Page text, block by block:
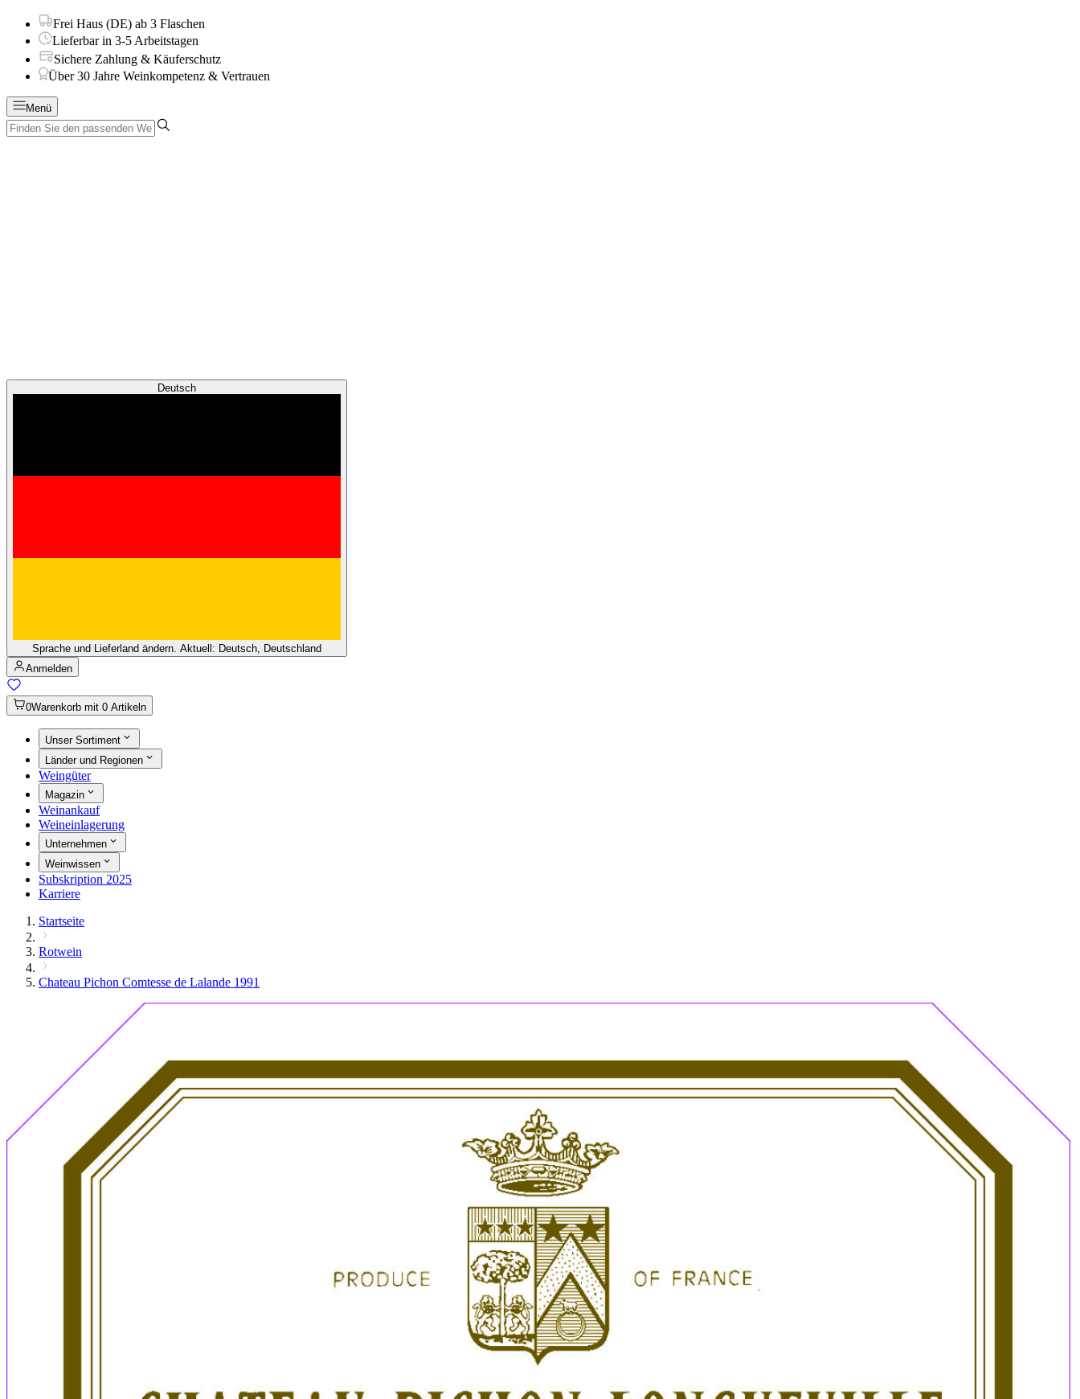
Frei Haus (DE) ab 3 Flaschen
Lieferbar in 3-5 Arbeitstagen
Sichere Zahlung & Käuferschutz
Über 30 Jahre Weinkompetenz & Vertrauen
Menü
Deutsch
Sprache und Lieferland ändern. Aktuell: Deutsch, Deutschland
Anmelden
0Warenkorb mit 0 Artikeln
Unser Sortiment
Länder und Regionen
Weingüter
Magazin
Weinankauf
Weineinlagerung
Unternehmen
Weinwissen
Subskription 2025
Karriere
Startseite
Rotwein
Chateau Pichon Comtesse de Lalande 1991